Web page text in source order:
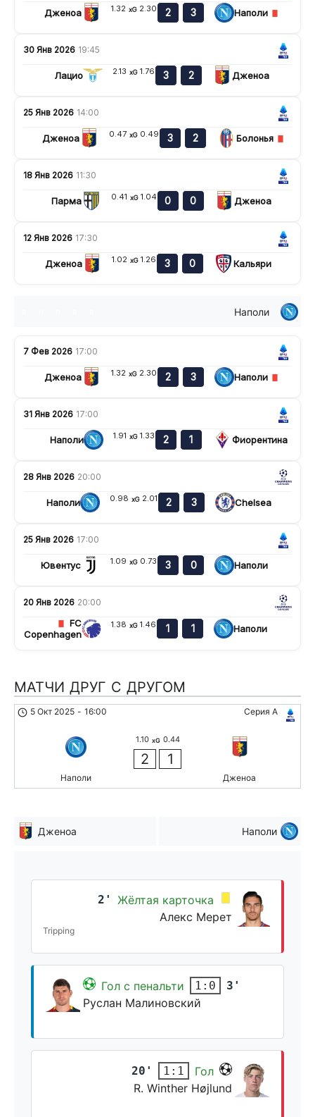
Дженоа 1.32 xG 2.30 2 3 Наполи
30 Янв 2026 19:45
Лацио 2.13 xG 1.76 3 2 Дженоа
25 Янв 2026 14:00
Дженоа 0.47 xG 0.49 3 2 Болонья
18 Янв 2026 11:30
Парма 0.41 xG 1.04 0 0 Дженоа
12 Янв 2026 17:30
Дженоа 1.02 xG 1.26 3 0 Кальяри
Наполи
7 Фев 2026 17:00
Дженоа 1.32 xG 2.30 2 3 Наполи
31 Янв 2026 17:00
Наполи 1.91 xG 1.33 2 1 Фиорентина
28 Янв 2026 20:00
Наполи 0.98 xG 2.01 2 3 Chelsea
25 Янв 2026 17:00
Ювентус 1.09 xG 0.73 3 0 Наполи
20 Янв 2026 20:00
FC
Copenhagen
1.38 xG 1.46 1 1 Наполи
МАТЧИ ДРУГ С ДРУГОМ
Серия А
5 Окт 2025 - 16:00
Наполи
1.10 xG 0.44
2 1
Дженоа
Дженоа Наполи
2'
Жёлтая карточка
Алекс Мерет
Tripping
Гол с пенальти 1:0 3'
Руслан Малиновский
20' 1:1
Гол
R. Winther Højlund